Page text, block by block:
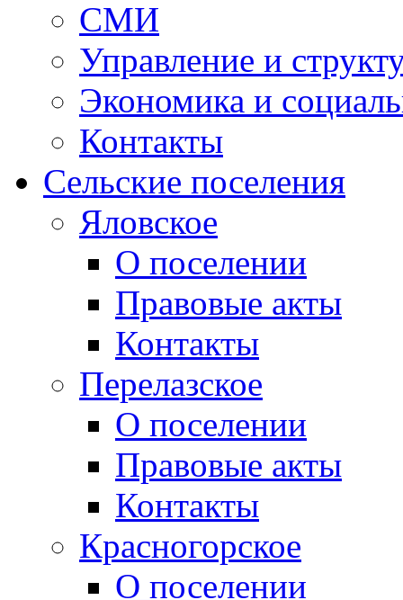
СМИ
Управление и
Экономика и
Контакты
Сельские поселения
Яловское
О поселении
Правовые акты
Контакты
Перелазское
О поселении
Правовые акты
Контакты
Красногорское
О поселении